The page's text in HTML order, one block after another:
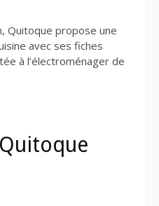
Quitoque propose une
avec ses fiches
à l’électroménager de